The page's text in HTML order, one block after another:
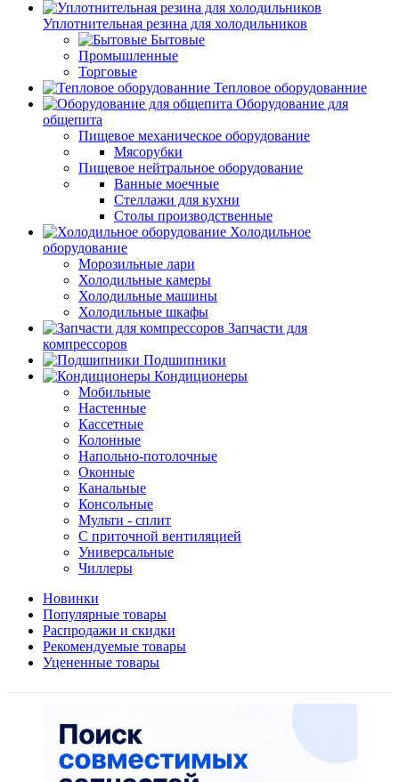
Уплотнительная резина для холодильников
Бытовые
Промышленные
Торговые
Тепловое оборудованние
Оборудование для
общепита
Пищевое механическое оборудование
Мясорубки
Пищевое нейтральное оборудование
Ванные моечные
Стеллажи для кухни
Столы производственные
Холодильное
оборудование
Морозильные лари
Холодильные камеры
Холодильные машины
Холодильные шкафы
Запчасти для
компрессоров
Подшипники
Кондиционеры
Мобильные
Настенные
Кассетные
Колонные
Напольно-потолочные
Оконные
Канальные
Консольные
Мульти - сплит
С приточной вентиляцией
Универсальные
Чиллеры
Новинки
Популярные товары
Распродажи и скидки
Рекомендуемые товары
Уцененные товары